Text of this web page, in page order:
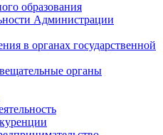
образования
Администрации
в органах государственной
органы